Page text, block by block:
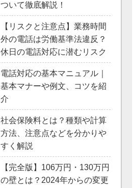
ついて徹底解説！
【リスクと注意点】業務時間
外の電話は労働基準法違反？
休日の電話対応に潜むリスク
電話対応の基本マニュアル｜
基本マナーや例文、コツを紹
介
社会保険料とは？種類や計算
方法、注意点などを分かりや
すく解説
【完全版】106万円・130万円
の壁とは？2024年からの変更